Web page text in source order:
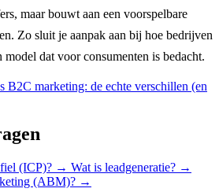
maar bouwt aan een voorspelbare
Zo sluit je aanpak aan bij hoe bedrijven
dat voor consumenten is bedacht.
B2C marketing: de echte verschillen (en
(ICP)? → Wat is leadgeneratie? →
(ABM)? →